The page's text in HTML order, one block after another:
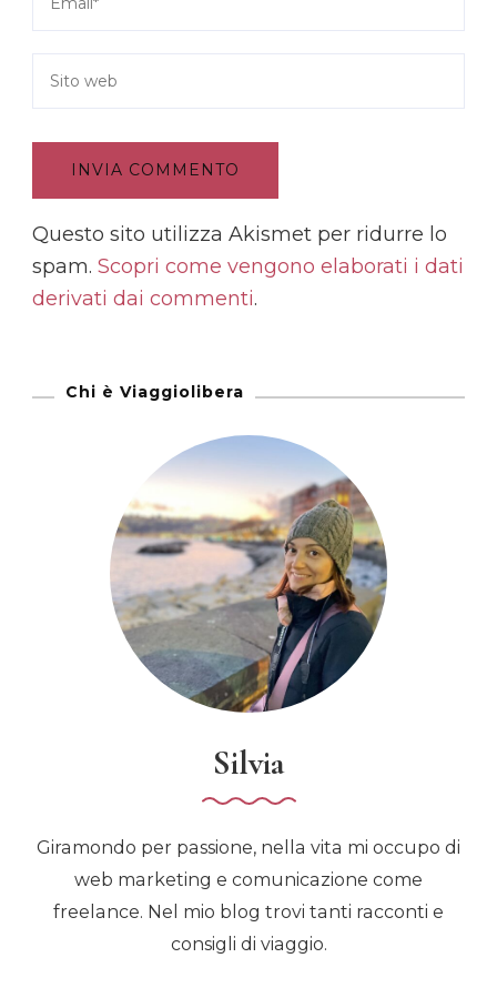
Questo sito utilizza Akismet per ridurre lo
spam. Scopri come vengono elaborati i dati
derivati dai commenti.
Chi è Viaggiolibera
Silvia
Giramondo per passione, nella vita mi occupo di
web marketing e comunicazione come
freelance. Nel mio blog trovi tanti racconti e
consigli di viaggio.